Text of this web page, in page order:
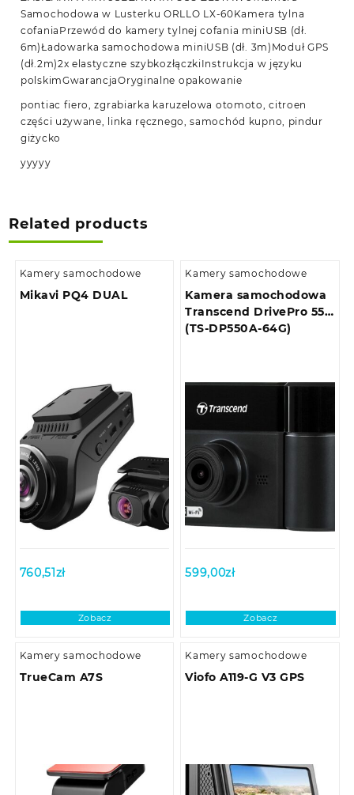
Samochodowa w Lusterku ORLLO LX-60Kamera tylna
cofaniaPrzewód do kamery tylnej cofania miniUSB (dł.
6m)Ładowarka samochodowa miniUSB (dł. 3m)Moduł GPS
(dł.2m)2x elastyczne szybkozłączkiInstrukcja w języku
polskimGwarancjaOryginalne opakowanie
pontiac fiero, zgrabiarka karuzelowa otomoto, citroen
części używane, linka ręcznego, samochód kupno, pindur
giżycko
yyyyy
Related products
Kamery samochodowe
Mikavi PQ4 DUAL
760,51zł
Zobacz
Kamery samochodowe
Kamera samochodowa
Transcend DrivePro 550
(TS-DP550A-64G)
599,00zł
Zobacz
Kamery samochodowe
TrueCam A7S
Kamery samochodowe
Viofo A119-G V3 GPS